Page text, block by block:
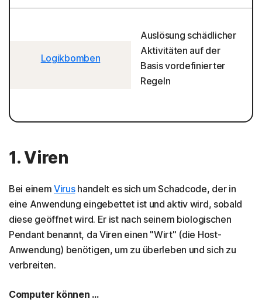
Logikbomben
Auslösung schädlicher
Aktivitäten auf der
Basis vordefinierter
Regeln
1. Viren
Bei einem Virushandelt es sich um Schadcode, der in
eine Anwendung eingebettet ist und aktiv wird, sobald
diese geöffnet wird. Er ist nach seinem biologischen
Pendant benannt, da Viren einen "Wirt" (die Host-
Anwendung) benötigen, um zu überleben und sich zu
verbreiten.
Computer können ...